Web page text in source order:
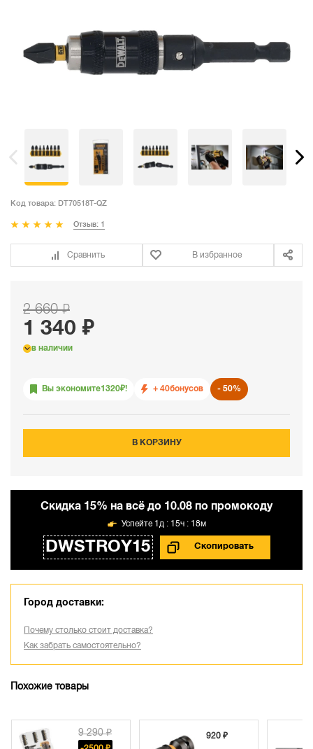
Код товара: DT70518T-QZ
Отзыв: 1
Сравнить В избранное
2 660 ₽
1 340 ₽
в наличии
Вы экономите1320₽! + 40бонусов 50%
В КОРЗИНУ
Cкидка 15% на всё до 10.08 по промокоду
DWSTROY15
1д : 15ч : 18м
Город доставки:
Почему столько стоит доставка?
Как забрать самостоятельно?
Похожие товары
9 290 ₽ 920 ₽